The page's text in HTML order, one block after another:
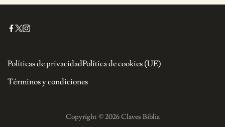
Políticas de privacidadPolítica de cookies (UE)
Términos y condiciones
Copyright © 2026 Claves Biblia